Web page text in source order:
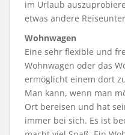
im Urlaub
etwas andere
Wohnwagen
Eine sehr flexible und
Wohnwagen oder das
ermöglicht einem dort
Man kann, wenn man
Ort bereisen und hat
immer bei sich. Es ist